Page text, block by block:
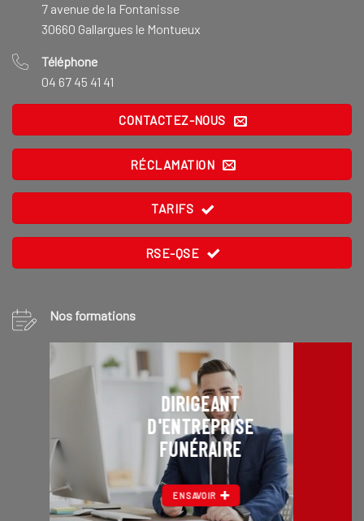
7 avenue de la Fontanisse
30660 Gallargues le Montueux
Téléphone
04 67 45 41 41
CONTACTEZ-NOUS
RÉCLAMATION
TARIFS
RSE-QSE
Nos formations
DIRIGEANT
D'ENTREPRISE
FUNÉRAIRE
EN SAVOIR